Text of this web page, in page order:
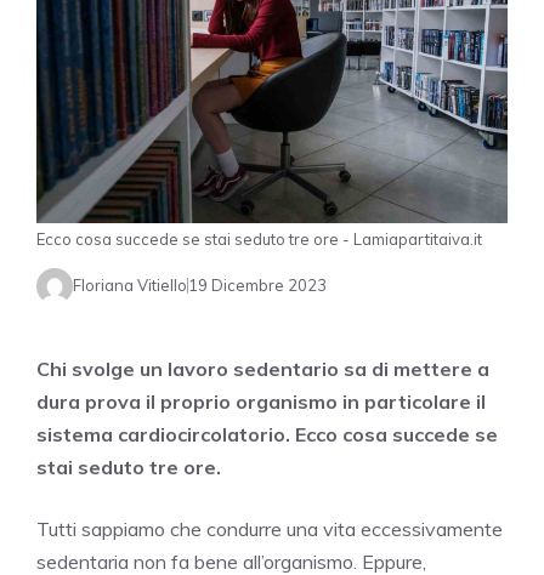
Ecco cosa succede se stai seduto tre ore - Lamiapartitaiva.it
Floriana Vitiello 19 Dicembre 2023
Chi svolge un lavoro sedentario sa di mettere a
dura prova il proprio organismo in particolare il
sistema cardiocircolatorio. Ecco cosa succede se
stai seduto tre ore.
Tutti sappiamo che condurre una vita eccessivamente
sedentaria non fa bene all’organismo. Eppure,